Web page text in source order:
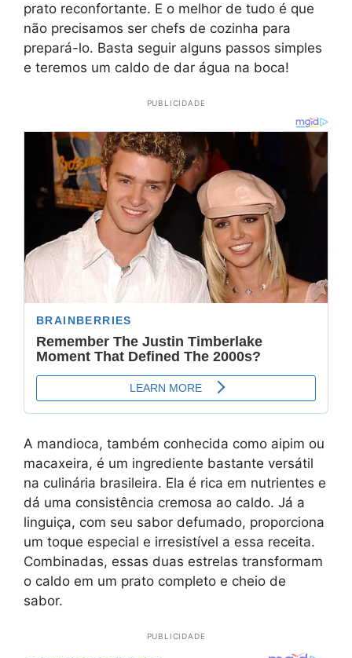
prato reconfortante. E o melhor de tudo é que
não precisamos ser chefs de cozinha para
prepará-lo. Basta seguir alguns passos simples
e teremos um caldo de dar água na boca!
PUBLICIDADE
A mandioca, também conhecida como aipim ou
macaxeira, é um ingrediente bastante versátil
na culinária brasileira. Ela é rica em nutrientes e
dá uma consistência cremosa ao caldo. Já a
linguiça, com seu sabor defumado, proporciona
um toque especial e irresistível a essa receita.
Combinadas, essas duas estrelas transformam
o caldo em um prato completo e cheio de
sabor.
PUBLICIDADE